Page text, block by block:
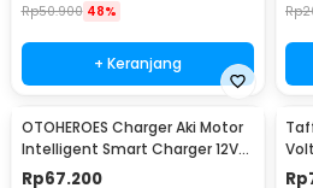
Rp50.900 48%
+ Keranjang
Rp
OTOHEROES Charger Aki Motor
Intelligent Smart Charger 12V
2A EU Plug - UD12
Rp67.200 Rp